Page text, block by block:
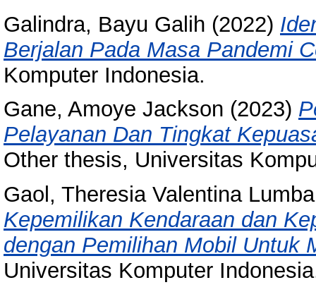
Galindra, Bayu Galih (2022)
Berjalan Pada Masa Pandemi
Komputer Indonesia.
Gane, Amoye Jackson (2023)
Pelayanan Dan Tingkat
Other thesis, Universitas
Gaol, Theresia Valentina
Kepemilikan Kendaraan dan
dengan Pemilihan Mobil Untuk
Universitas Komputer